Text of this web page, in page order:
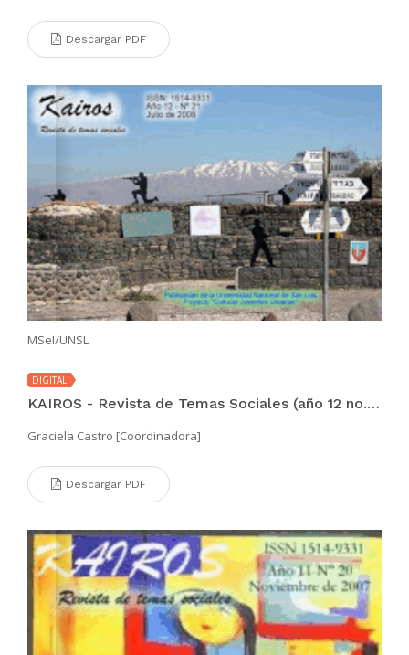
Descargar PDF
MSeI/UNSL
DIGITAL
KAIROS - Revista de Temas Sociales (año 12 no. 21 jul 2008)
Graciela Castro [Coordinadora]
Descargar PDF